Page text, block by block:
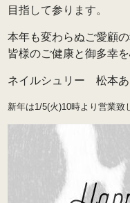
目指して参ります。
本年も変わらぬご愛顧
皆様のご健康と御多幸
ネイルシュリー 松本あ
新年は1/5(火)10時より営業致